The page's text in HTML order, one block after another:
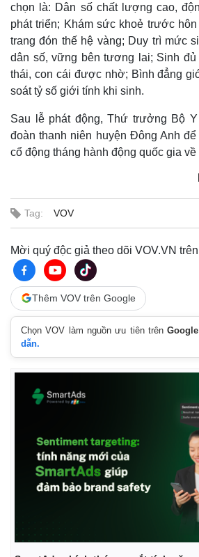
Khởi nghiệp
Thị
Giá cà
chọn là: Dân số chất lượng cao,
phát triển; Khám sức khoẻ trước
trang đón thế hệ vàng; Duy trì mức
dân số, vững bên tương lai; Sinh đủ
thái, con cái được nhờ; Bình đẳng
soát tỷ số giới tính khi sinh.
Sau lễ phát động, Thứ trưởng Bộ
đoàn thanh niên huyện Đông Anh
cổ động tháng hành động quốc gia về
Tag: VOV
Mời quý độc giả theo dõi VOV.VN trên
Thêm VOV trên Google
Chọn VOV làm nguồn ưu tiên trên
dẫn.